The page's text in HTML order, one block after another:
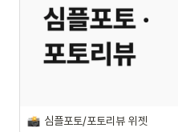
심플포토/포토리뷰 위젯